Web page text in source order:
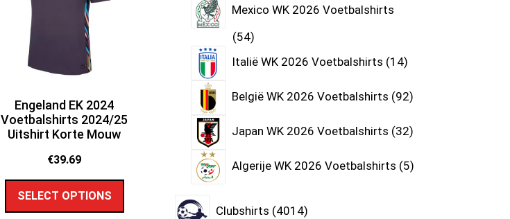
Engeland EK 2024
Voetbalshirts 2024/25
Uitshirt Korte Mouw
€39.69
SELECT OPTIONS
Mexico WK 2026 Voetbalshirts
54
Italië WK 2026 Voetbalshirts 14
België WK 2026 Voetbalshirts 92
Japan WK 2026 Voetbalshirts 32
Algerije WK 2026 Voetbalshirts 5
Clubshirts 4014